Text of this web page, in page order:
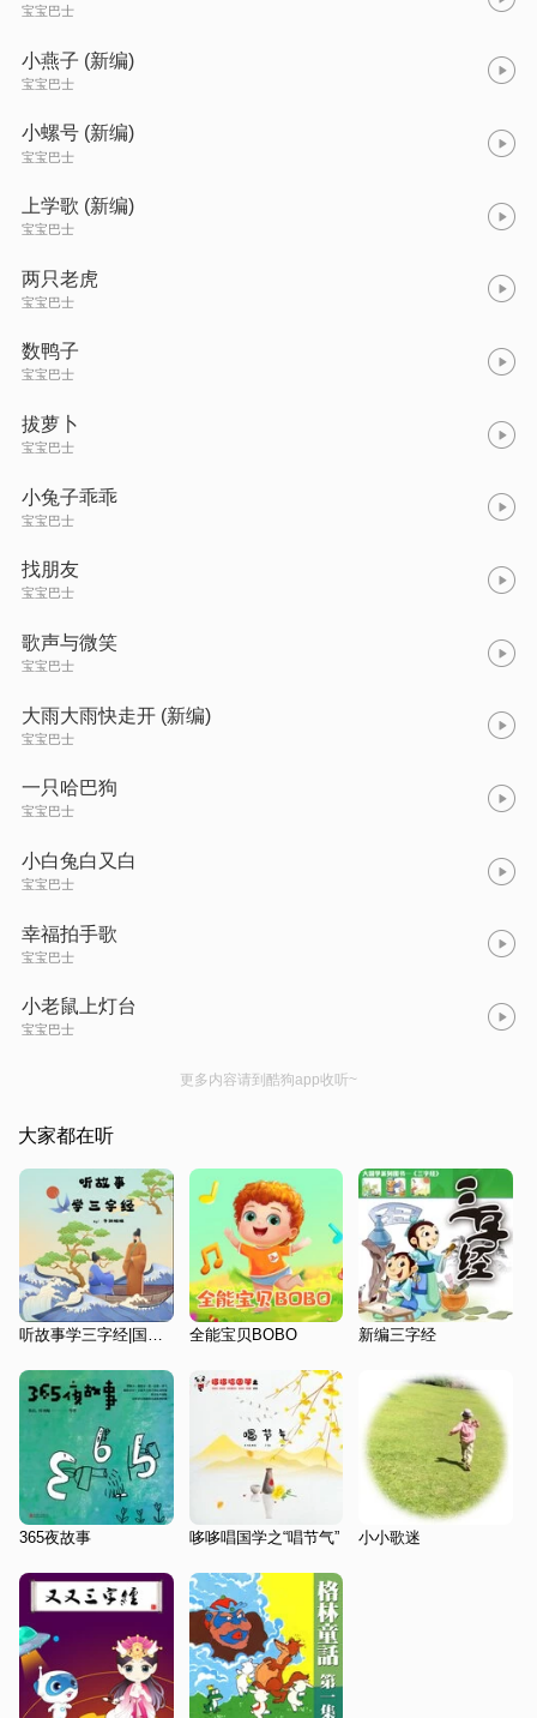
宝宝巴士
小燕子 (新编)
宝宝巴士
小螺号 (新编)
宝宝巴士
上学歌 (新编)
宝宝巴士
两只老虎
宝宝巴士
数鸭子
宝宝巴士
拔萝卜
宝宝巴士
小兔子乖乖
宝宝巴士
找朋友
宝宝巴士
歌声与微笑
宝宝巴士
大雨大雨快走开 (新编)
宝宝巴士
一只哈巴狗
宝宝巴士
小白兔白又白
宝宝巴士
幸福拍手歌
宝宝巴士
小老鼠上灯台
宝宝巴士
更多内容请到酷狗app收听~
大家都在听
听故事学三字经|国学启蒙 全能宝贝BOBO 新编三字经
365夜故事 哆哆唱国学之“唱节气” 小小歌迷